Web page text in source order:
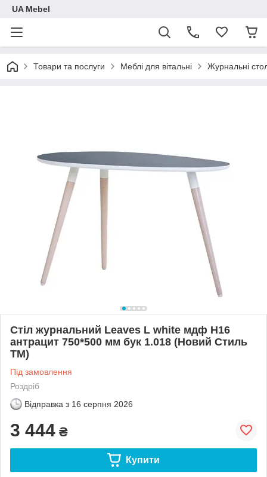
UA Mebel
Товари та послуги Меблі для вітальні Журнальні
Стіл журнальний Leaves L white мдф H16
антрацит 750*500 мм бук 1.018 (Новий Стиль
ТМ)
Під замовлення
Роздріб
Відправка з 16 серпня 2026
3 444 ₴
Купити